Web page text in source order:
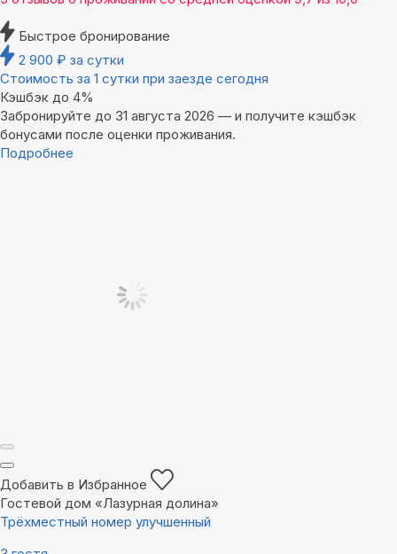
Быстрое бронирование
2 900 ₽ за сутки
Стоимость за 1 сутки при заезде сегодня
Кэшбэк до 4%
Забронируйте до 31 августа 2026 — и получите кэшбэк
бонусами после оценки проживания.
Подробнее
Добавить в Избранное
Гостевой дом «Лазурная долина»
Трёхместный номер улучшенный